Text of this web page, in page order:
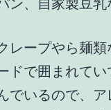
ン、自家製豆乳
レープやら麺
ドで囲まれて
でいるので、